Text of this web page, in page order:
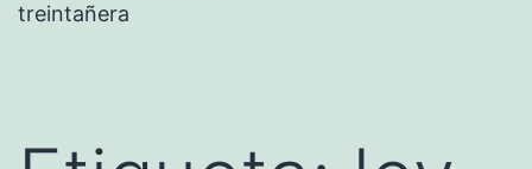
treintañera